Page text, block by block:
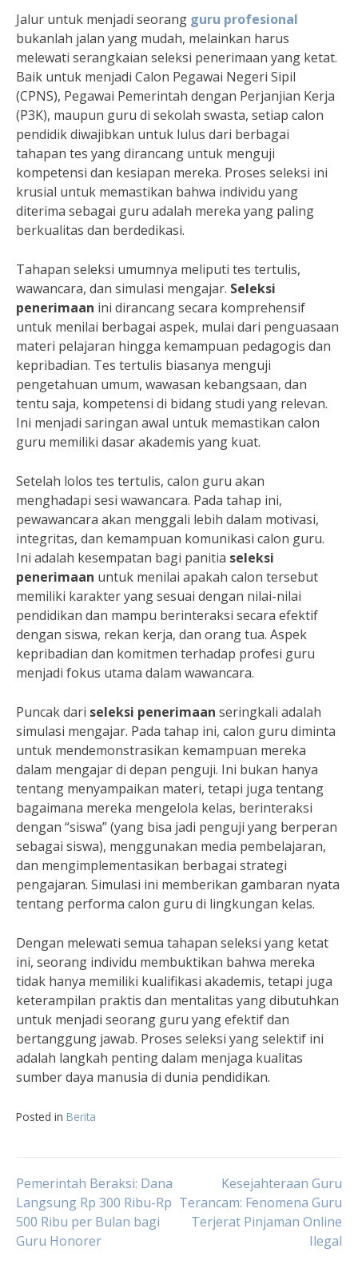
Jalur untuk menjadi seorang guru profesional
bukanlah jalan yang mudah, melainkan harus
melewati serangkaian seleksi penerimaan yang ketat.
Baik untuk menjadi Calon Pegawai Negeri Sipil
(CPNS), Pegawai Pemerintah dengan Perjanjian Kerja
(P3K), maupun guru di sekolah swasta, setiap calon
pendidik diwajibkan untuk lulus dari berbagai
tahapan tes yang dirancang untuk menguji
kompetensi dan kesiapan mereka. Proses seleksi ini
krusial untuk memastikan bahwa individu yang
diterima sebagai guru adalah mereka yang paling
berkualitas dan berdedikasi.
Tahapan seleksi umumnya meliputi tes tertulis,
wawancara, dan simulasi mengajar. Seleksi
penerimaan ini dirancang secara komprehensif
untuk menilai berbagai aspek, mulai dari penguasaan
materi pelajaran hingga kemampuan pedagogis dan
kepribadian. Tes tertulis biasanya menguji
pengetahuan umum, wawasan kebangsaan, dan
tentu saja, kompetensi di bidang studi yang relevan.
Ini menjadi saringan awal untuk memastikan calon
guru memiliki dasar akademis yang kuat.
Setelah lolos tes tertulis, calon guru akan
menghadapi sesi wawancara. Pada tahap ini,
pewawancara akan menggali lebih dalam motivasi,
integritas, dan kemampuan komunikasi calon guru.
Ini adalah kesempatan bagi panitia seleksi
penerimaan untuk menilai apakah calon tersebut
memiliki karakter yang sesuai dengan nilai-nilai
pendidikan dan mampu berinteraksi secara efektif
dengan siswa, rekan kerja, dan orang tua. Aspek
kepribadian dan komitmen terhadap profesi guru
menjadi fokus utama dalam wawancara.
Puncak dari seleksi penerimaan seringkali adalah
simulasi mengajar. Pada tahap ini, calon guru diminta
untuk mendemonstrasikan kemampuan mereka
dalam mengajar di depan penguji. Ini bukan hanya
tentang menyampaikan materi, tetapi juga tentang
bagaimana mereka mengelola kelas, berinteraksi
dengan “siswa” (yang bisa jadi penguji yang berperan
sebagai siswa), menggunakan media pembelajaran,
dan mengimplementasikan berbagai strategi
pengajaran. Simulasi ini memberikan gambaran nyata
tentang performa calon guru di lingkungan kelas.
Dengan melewati semua tahapan seleksi yang ketat
ini, seorang individu membuktikan bahwa mereka
tidak hanya memiliki kualifikasi akademis, tetapi juga
keterampilan praktis dan mentalitas yang dibutuhkan
untuk menjadi seorang guru yang efektif dan
bertanggung jawab. Proses seleksi yang selektif ini
adalah langkah penting dalam menjaga kualitas
sumber daya manusia di dunia pendidikan.
Posted in Berita
Navigasi
pos
Pemerintah Beraksi: Dana
Langsung Rp 300 Ribu-Rp
500 Ribu per Bulan bagi
Guru Honorer
Kesejahteraan Guru
Terancam: Fenomena Guru
Terjerat Pinjaman Online
Ilegal